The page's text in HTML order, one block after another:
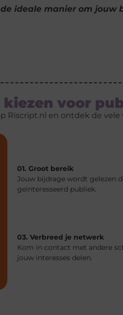
ideale manier om jouw
kiezen voor
Riscript.nl en ontdek de
01. Groot bereik
Jouw bijdrage wordt gelezen
geïnteresseerd publiek.
03. Verbreed je netwerk
Kom in contact met andere
jouw interesses delen.